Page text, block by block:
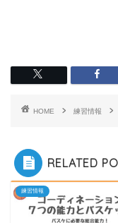
HOME 練習情報
RELATED
練習情報